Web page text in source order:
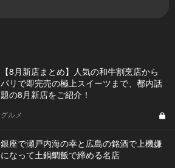
【8月新店まとめ】人気の和牛割烹店から
パリで即完売の極上スイーツまで、都内話
題の8月新店をご紹介！
グルメ
銀座で瀬戸内海の幸と広島の銘酒で上機嫌
になって土鍋鯛飯で締める名店